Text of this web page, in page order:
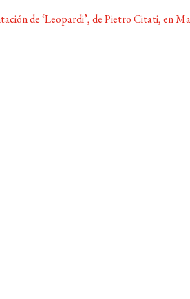
de ‘Leopardi’, de Pietro Citati, en